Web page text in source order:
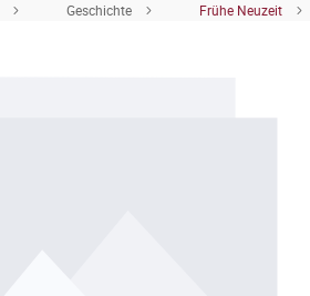
Geschichte Frühe Neuzeit